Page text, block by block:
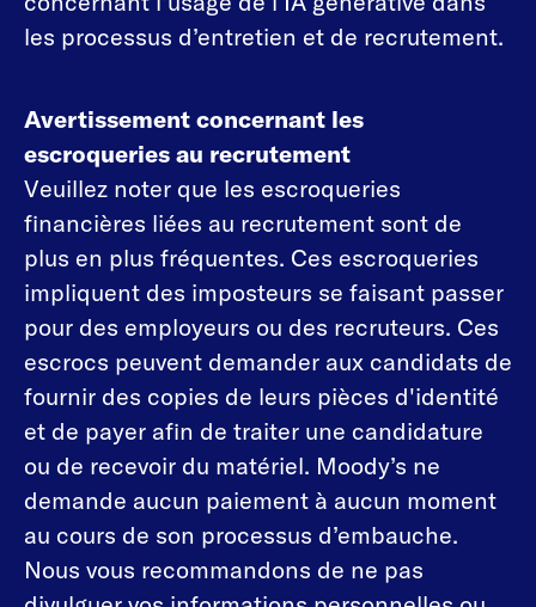
les processus d’entretien et de recrutement.
Avertissement concernant les
escroqueries au recrutement
Veuillez noter que les escroqueries
financières liées au recrutement sont de
plus en plus fréquentes. Ces escroqueries
impliquent des imposteurs se faisant passer
pour des employeurs ou des recruteurs. Ces
escrocs peuvent demander aux candidats de
fournir des copies de leurs pièces d'identité
et de payer afin de traiter une candidature
ou de recevoir du matériel. Moody’s ne
demande aucun paiement à aucun moment
au cours de son processus d’embauche.
Nous vous recommandons de ne pas